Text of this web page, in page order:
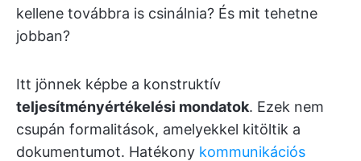
kellene továbbra is csinálnia? És mit tehetne
jobban?
Itt jönnek képbe a konstruktív
teljesítményértékelési mondatok. Ezek nem
csupán formalitások, amelyekkel kitöltik a
dokumentumot. Hatékony kommunikációs